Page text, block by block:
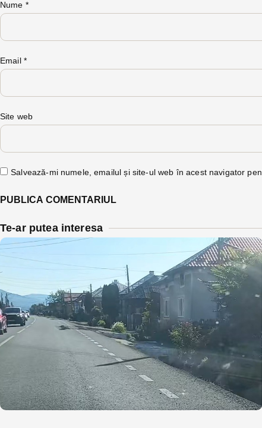
Nume *
Email *
Site web
Salvează-mi numele, emailul și site-ul web în acest navigator
Te-ar putea interesa